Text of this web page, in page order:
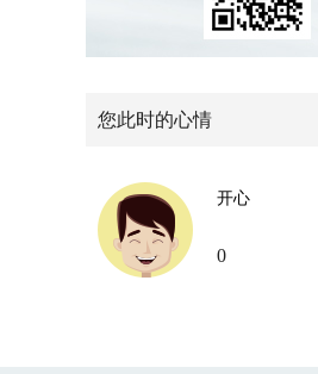
您此时的心情
开心
0